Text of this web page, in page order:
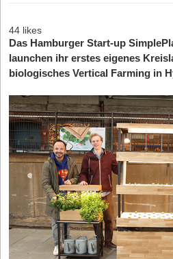
44 likes
Das Hamburger Start-up
launchen ihr erstes eigenes
biologisches Vertical Farming in